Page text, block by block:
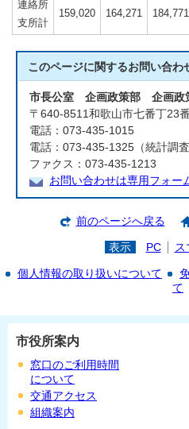
連絡所
支所計
159,020 164,271 184,771
このページに関するお問い合わ
市長公室 企画政策部 企画政
〒640-8511和歌山市七番丁23
電話：073-435-1015
電話：073-435-1325（統計調査
ファクス：073-435-1213
お問い合わせは専用フォー
前のページへ戻る
表示 PC ス
個人情報の取り扱いについて
て
市役所案内
窓口のご利用時間
について
交通アクセス
組織案内